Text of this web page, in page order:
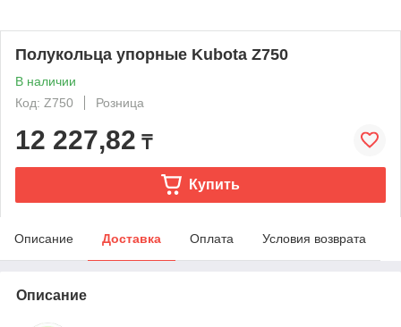
Полукольца упорные Kubota Z750
В наличии
Код: Z750
Розница
12 227,82 ₸
Купить
Описание Доставка Оплата Условия возврата
Описание